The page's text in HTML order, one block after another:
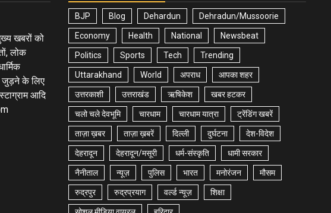
खबरों को
लोक
जुड़ने के लिए
आदि
BJP Blog Dehardun Dehradun/Mussoorie
Economy Health National Newsbeat
Politics Sports Tech Trending
Uttarakhand World अपराध आपका शहर
उत्तरकाशी उत्तराखंड ऋषिकेश खबर हटकर
चलो चले देवभूमि चारधाम चारधाम यात्रा ट्रेंडिंग खबरें
ताज़ा ख़बर ताज़ा ख़बरें दिल्ली दुर्घटना देश-विदेश
देहरादून देहरादून/मसूरी धर्म-संस्कृति धामी सरकार
नैनीताल न्यूज़ पुलिस भारत मनोरंजन मौसम
रुद्रपुर रुद्रप्रयाग वर्ल्ड न्यूज़ शिक्षा